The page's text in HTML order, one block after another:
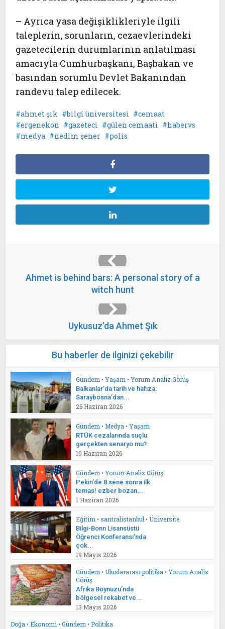
– Ayrıca yasa değişiklikleriyle ilgili
taleplerin, sorunların, cezaevlerindeki
gazetecilerin durumlarının anlatılması
amacıyla Cumhurbaşkanı, Başbakan ve
basından sorumlu Devlet Bakanından
randevu talep edilecek.
ahmet şık bilgi üniversitesi
cemaat
ergenekon
gazeteci gülen cemaati
habervs
medya
nedim şener polis
Ahmet is behind bars: A personal story of a
witch hunt
Uykusuz’da Ahmet Şık
Bu haberler de ilginizi çekebilir
Gündem • Yaşam • Yorum Analiz Görüş
Balkanlar’da tarih ve hafıza:
Saraybosna’dan...
26 Haziran 2026
Gündem • Medya • Yaşam
RTÜK cezalarında suçlu
gerçekten senaryo mu?
10 Haziran 2026
Gündem • Yorum Analiz Görüş
Pekin’de 8 sene sonra ilk
temas! ezber bozan...
1 Haziran 2026
Eğitim • santralistanbul • Üniversite
Bilgi-Bonn Lisansüstü
Öğrenci Konferansı’nda
çok...
19 Mayıs 2026
Gündem • Uluslararası politika • Yorum Analiz
Görüş
Afrika Boynuzu’nda
bölgesel rekabet ve...
13 Mayıs 2026
Doğa • Ekonomi • Gündem • Politika